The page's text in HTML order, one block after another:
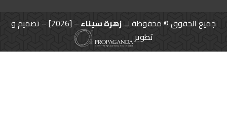
الحقوق © محفوظة لــزهرة سيناء
– [2026] – تصميم و
تطوير